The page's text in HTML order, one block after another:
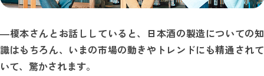
―榎本さんとお話ししていると、日本酒の製造についての知
識はもちろん、いまの市場の動きやトレンドにも精通されて
いて、驚かされます。